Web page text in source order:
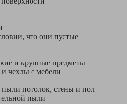
что они пустые
и крупные предметы
чехлы с мебели
пыли потолок, стены и пол
пыли